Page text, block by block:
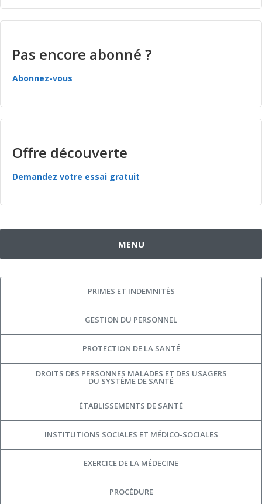
Pas encore abonné ?
Abonnez-vous
Offre découverte
Demandez votre essai gratuit
MENU
PRIMES ET INDEMNITÉS
GESTION DU PERSONNEL
PROTECTION DE LA SANTÉ
DROITS DES PERSONNES MALADES ET DES USAGERS
DU SYSTÈME DE SANTÉ
ÉTABLISSEMENTS DE SANTÉ
INSTITUTIONS SOCIALES ET MÉDICO-SOCIALES
EXERCICE DE LA MÉDECINE
PROCÉDURE